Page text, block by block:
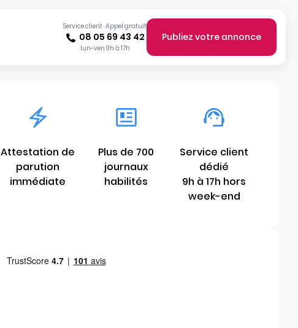
Service client · Appel gratuit
08 05 69 43 42
lun-ven 9h à 17h
Publiez votre annonce
Attestation de
parution
immédiate
Plus de 700
journaux
habilités
Service client
dédié
9h à 17h hors
week-end